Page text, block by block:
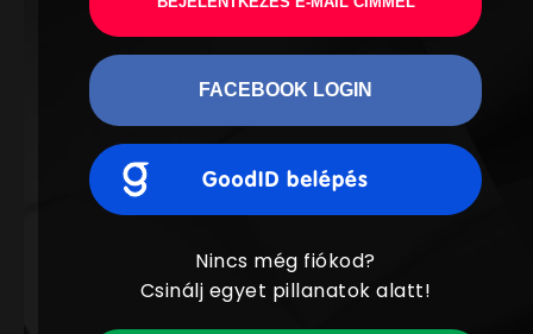
FACEBOOK LOGIN
Nincs még fiókod?
Csinálj egyet pillanatok alatt!